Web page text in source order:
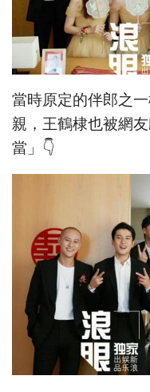
當時原定的伴郎之
親，王鶴棣也被網
當」👇